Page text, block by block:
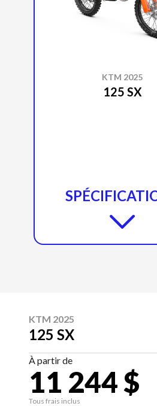
KTM 2025
125 SX
KTM 2025
125 SX
À partir de
11 244 $
Tous frais inclus